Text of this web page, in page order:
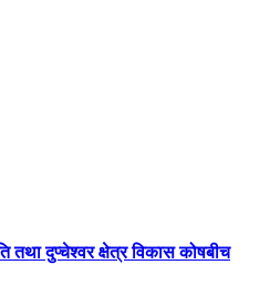
तथा दुप्चेश्वर क्षेत्र विकास कोषबीच